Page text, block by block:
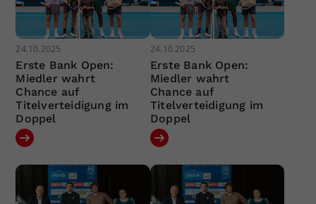
24.10.2025
Erste Bank Open:
Miedler wahrt
Chance auf
Titelverteidigung im
Doppel
24.10.2025
Erste Bank Open:
Miedler wahrt
Chance auf
Titelverteidigung im
Doppel